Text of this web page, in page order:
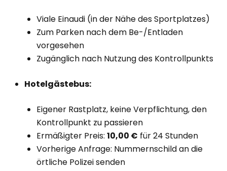
Viale Einaudi (in der Nähe des Sportplatzes)
Zum Parken nach dem Be-/Entladen
vorgesehen
Zugänglich nach Nutzung des Kontrollpunkts
Hotelgästebus:
Eigener Rastplatz, keine Verpflichtung, den
Kontrollpunkt zu passieren
Ermäßigter Preis: 10,00 € für 24 Stunden
Vorherige Anfrage: Nummernschild an die
örtliche Polizei senden